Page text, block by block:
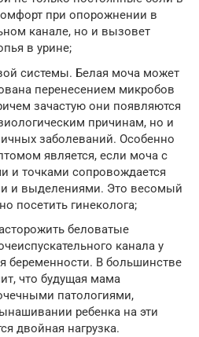
при опорожнении в
канале, но и вызовет
в урине;
системы. Белая моча может
перенесением микробов
зачастую они появляются
причинам, но и
заболеваний. Особенно
является, если моча с
и точками сопровождается
и выделениями. Это весомый
посетить гинеколога;
беловатые
канала у
беременности. В большинстве
что будущая мама
патологиями,
ребенка на эти
двойная нагрузка.